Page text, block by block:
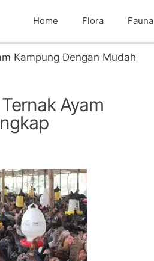
Home Flora Fauna
Kampung Dengan Mudah
Ayam